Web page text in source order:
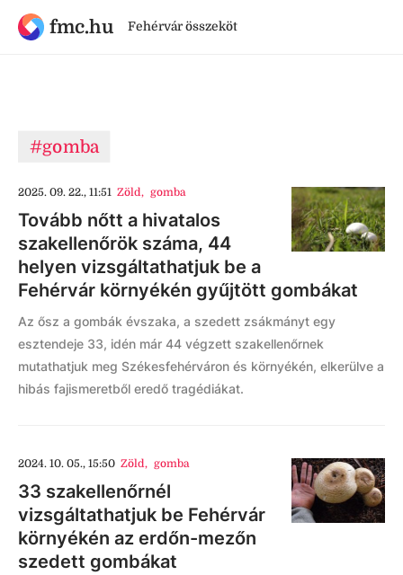
fmc.hu Fehérvár összeköt
#gomba
2025. 09. 22., 11:51 Zöld, gomba
Tovább nőtt a hivatalos
szakellenőrök száma, 44
helyen vizsgáltathatjuk be a
Fehérvár környékén gyűjtött gombákat
Az ősz a gombák évszaka, a szedett zsákmányt egy
esztendeje 33, idén már 44 végzett szakellenőrnek
mutathatjuk meg Székesfehérváron és környékén, elkerülve a
hibás fajismeretből eredő tragédiákat.
2024. 10. 05., 15:50 Zöld, gomba
33 szakellenőrnél
vizsgáltathatjuk be Fehérvár
környékén az erdőn-mezőn
szedett gombákat